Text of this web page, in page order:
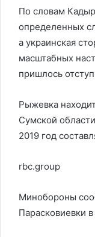
По словам
определенных
а украинская
масштабных
пришлось
Рыжевка
Сумской
2019 год
rbc.group
Минобороны
Парасковиевки